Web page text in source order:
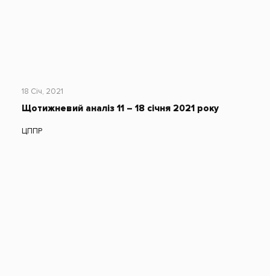
18 Січ, 2021
Щотижневий аналіз 11 – 18 січня 2021 року
ЦППР